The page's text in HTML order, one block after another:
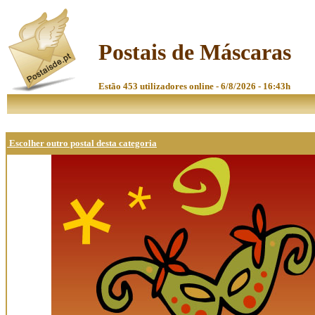
Postais de Máscaras
Estão 453 utilizadores online - 6/8/2026 - 16:43h
Escolher outro postal desta categoria